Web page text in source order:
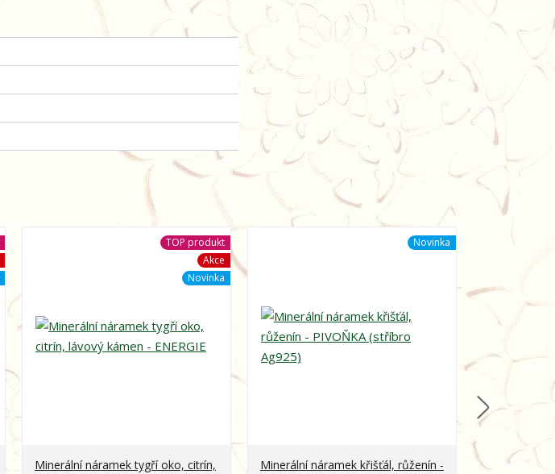
TOP produkt
Akce
Novinka
Minerální náramek tygří oko, citrín,
Novinka
Minerální náramek křišťál, růženín -
Minerální